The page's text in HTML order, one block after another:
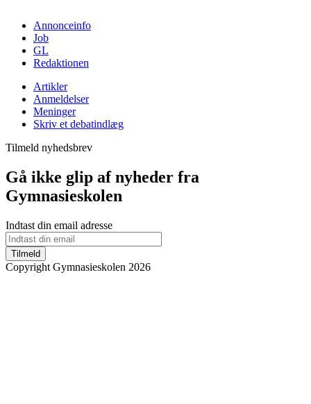
Annonceinfo
Job
GL
Redaktionen
Artikler
Anmeldelser
Meninger
Skriv et debatindlæg
Tilmeld nyhedsbrev
Gå ikke glip af nyheder fra
Gymnasieskolen
Indtast din email adresse
Tilmeld
Copyright Gymnasieskolen 2026